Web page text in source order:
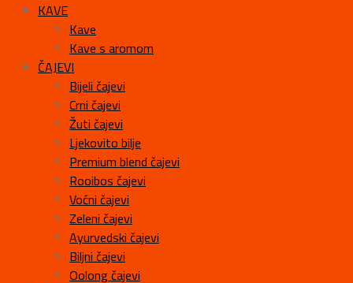
KAVE
Kave
Kave s aromom
ČAJEVI
Bijeli čajevi
Crni čajevi
Žuti čajevi
Ljekovito bilje
Premium blend čajevi
Rooibos čajevi
Voćni čajevi
Zeleni čajevi
Ayurvedski čajevi
Biljni čajevi
Oolong čajevi